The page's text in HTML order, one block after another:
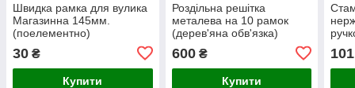
Швидка рамка для вулика
Магазинна 145мм.
(поелементно)
30 ₴
Купити
Роздільна решітка
металева на 10 рамок
(дерев'яна обв'язка)
600₴
Купити
101